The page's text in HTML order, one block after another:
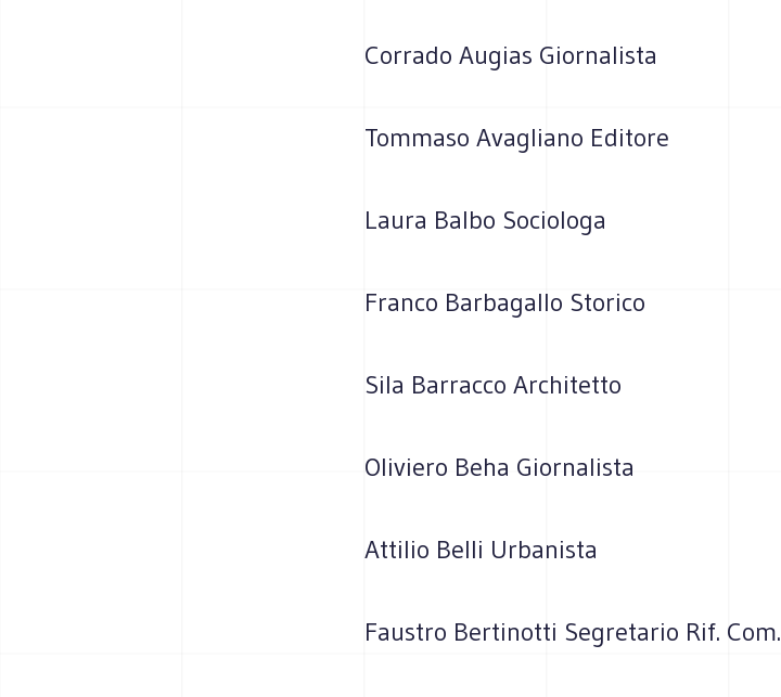
Corrado Augias Giornalista
Tommaso Avagliano Editore
Laura Balbo Sociologa
Franco Barbagallo Storico
Sila Barracco Architetto
Oliviero Beha Giornalista
Attilio Belli Urbanista
Faustro Bertinotti Segretario Rif. Com.